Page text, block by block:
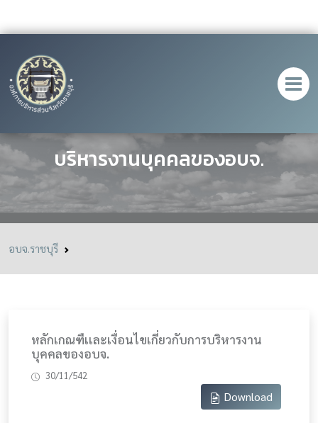
หลักเกณฑืเเละเงื่อนไขเกี่ยวกับการ
บริหารงานบุคคลของอบจ.
อบจ.ราชบุรี
หลักเกณฑืเเละเงื่อนไขเกี่ยวกับการบริหารงาน
บุคคลของอบจ.
30/11/542
Download